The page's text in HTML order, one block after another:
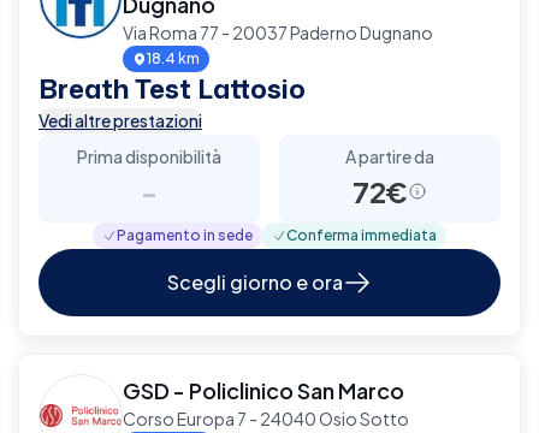
Via Roma 77 - 20037 Paderno Dugnano
18.4 km
Breath Test Lattosio
Vedi altre prestazioni
Prima disponibilità
-
A partire da
72€
Pagamento in sede Conferma immediata
Scegli giorno e ora
GSD - Policlinico San Marco
Corso Europa 7 - 24040 Osio Sotto